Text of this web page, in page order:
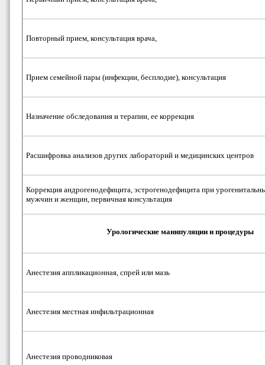
Повторный прием, консультация врача,
Прием семейной пары (инфекции, бесплодие), консультация
Назначение обследования и терапии, ее коррекция
Расшифровка анализов других лабораторий и медицинских центров
Коррекция андрогенодефицита, эстрогенодефицита при
мужчин и женщин, первичная консультация
Урологические манипуляции и процедуры
Анестезия аппликационная, спрей или мазь
Анестезия местная инфильтрационная
Анестезия проводниковая